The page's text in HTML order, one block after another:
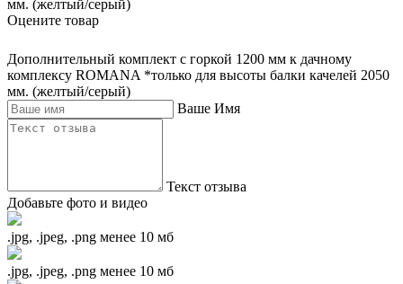
мм. (желтый/серый)
Оцените товар
Дополнительный комплект с горкой 1200 мм к дачному
комплексу ROMANA *только для высоты балки качелей 2050
мм. (желтый/серый)
Ваше Имя
Текст отзыва
Добавьте фото и видео
.jpg, .jpeg, .png менее 10 мб
.jpg, .jpeg, .png менее 10 мб